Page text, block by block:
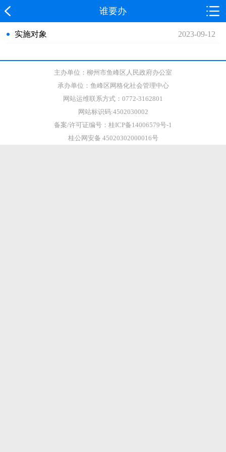
谁要办
实施对象 2023-09-12
主办单位：柳州市鱼峰区人民政府办公室
承办单位：鱼峰区网格化社会管理中心
网站运维联系方式：0772-3162801
网站标识码:4502030002
备案/许可证编号：桂ICP备14006579号-1
桂公网安备 45020302000016号